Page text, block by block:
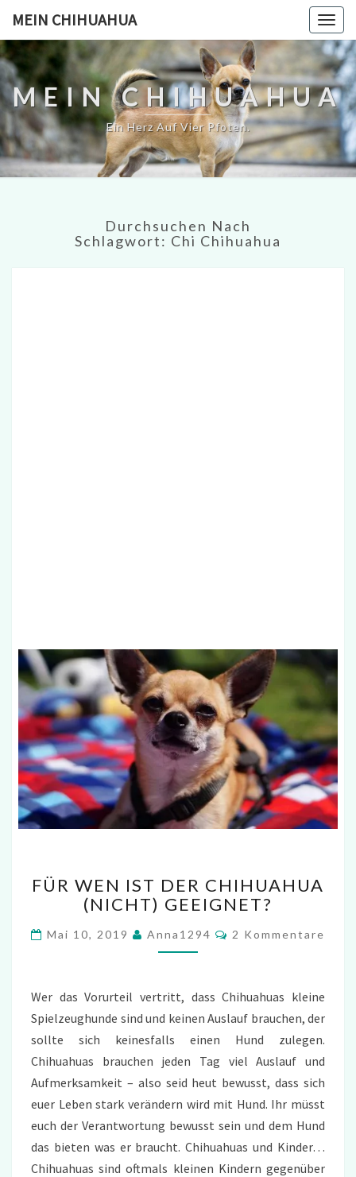
MEIN CHIHUAHUA
MEIN CHIHUAHUA
Ein Herz Auf Vier Pfoten.
Durchsuchen Nach
Schlagwort: Chi Chihuahua
WEN
IST
CHIHUAHUA
(NICHT)
FÜR WEN IST DER CHIHUAHUA
(NICHT) GEEIGNET?
Mai 10, 2019 Anna1294 Kommentare
2 Kommentare
Wer das Vorurteil vertritt, dass Chihuahuas kleine
Spielzeughunde sind und keinen Auslauf brauchen, der
sollte sich keinesfalls einen Hund zulegen.
Chihuahuas brauchen jeden Tag viel Auslauf und
Aufmerksamkeit – also seid heut bewusst, dass sich
euer Leben stark verändern wird mit Hund. Ihr müsst
euch der Verantwortung bewusst sein und dem Hund
das bieten was er braucht. Chihuahuas und Kinder…
Chihuahuas sind oftmals kleinen Kindern gegenüber